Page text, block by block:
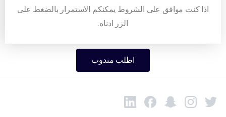
اذا كنت موافق على الشروط يمكنكم الاستمرار بالضغط على
الزر ادناه.
اطلب مندوب